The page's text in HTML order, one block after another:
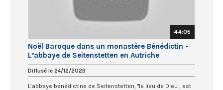
44:05
Noël Baroque dans un monastère Bénédictin -
L’abbaye de Seitenstetten en Autriche
Diffusé le 24/12/2023
L’abbaye bénédictine de Seitenstetten, "le lieu de Dieu", est